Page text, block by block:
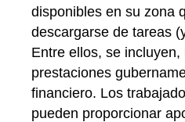
disponibles en su zona
descargarse de tareas
Entre ellos, se
prestaciones
financiero. Los
pueden proporcionar